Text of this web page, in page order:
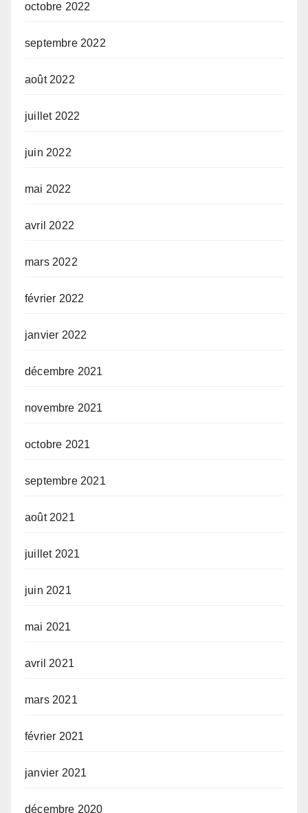
octobre 2022
septembre 2022
août 2022
juillet 2022
juin 2022
mai 2022
avril 2022
mars 2022
février 2022
janvier 2022
décembre 2021
novembre 2021
octobre 2021
septembre 2021
août 2021
juillet 2021
juin 2021
mai 2021
avril 2021
mars 2021
février 2021
janvier 2021
décembre 2020